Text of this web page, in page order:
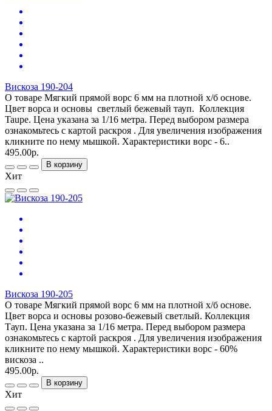
Вискоза 190-204
О товаре Мягкий прямой ворс 6 мм на плотной х/б основе.
Цвет ворса и основы светлый бежевый тауп. Коллекция
Taupe. Цена указана за 1/16 метра. Перед выбором размера
ознакомьтесь с картой раскроя . Для увеличения изображения
кликните по нему мышкой. Характеристики ворс - 6..
495.00р.
В корзину
Хит
Вискоза 190-205
О товаре Мягкий прямой ворс 6 мм на плотной х/б основе.
Цвет ворса и основы розово-бежевый светлый. Коллекция
Тауп. Цена указана за 1/16 метра. Перед выбором размера
ознакомьтесь с картой раскроя . Для увеличения изображения
кликните по нему мышкой. Характеристики ворс - 60%
вискоза ..
495.00р.
В корзину
Хит